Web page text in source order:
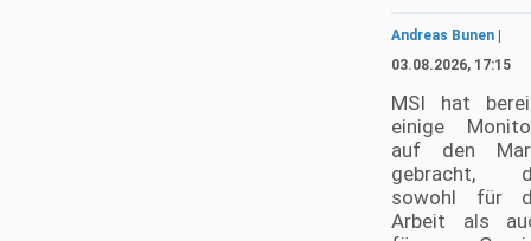
Andreas Bunen
03.08.2026, 17:15
MSI hat
einige
auf den
gebracht,
sowohl für
Arbeit als